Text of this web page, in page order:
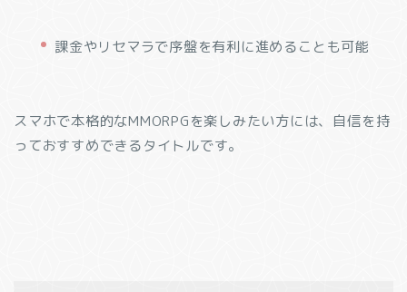
課金やリセマラで序盤を有利に進めることも可能
スマホで本格的なMMORPGを楽しみたい方には、自信を持
っておすすめできるタイトルです。